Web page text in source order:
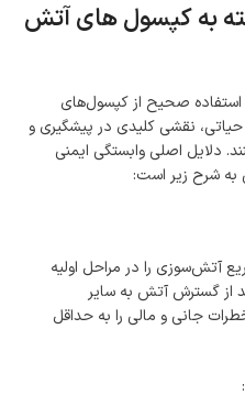
به کپسول ‌های آتش
صحیح از کپسول‌های
نقشی کلیدی در پیشگیری و
دلایل اصلی وابستگی ایمنی
شرح زیر است:
آتش‌سوزی را در مراحل اولیه
از گسترش آتش به سایر
جانی و مالی را به حداقل